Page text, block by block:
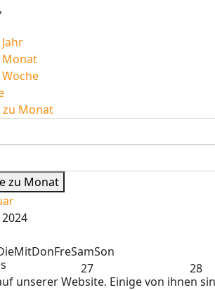
Monat
zu Monat
zu Monat
MitDonFreSamSon
27 28
unserer Website. Einige von ihnen